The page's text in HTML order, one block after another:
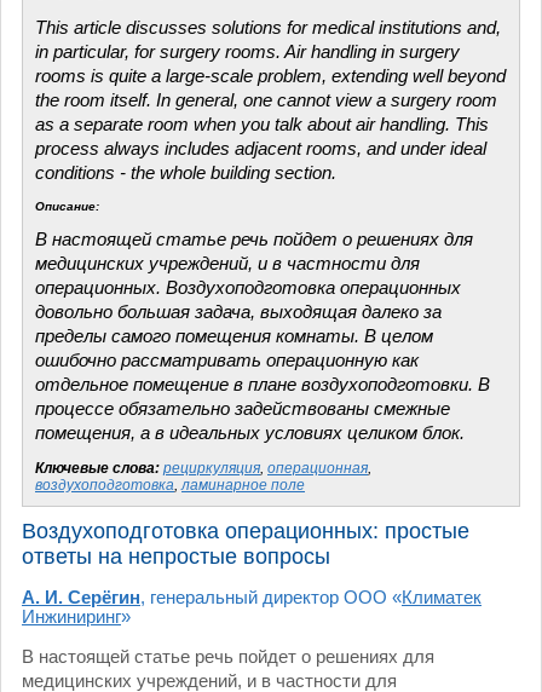
This article discusses solutions for medical institutions and,
in particular, for surgery rooms. Air handling in surgery
rooms is quite a large-scale problem, extending well beyond
the room itself. In general, one cannot view a surgery room
as a separate room when you talk about air handling. This
process always includes adjacent rooms, and under ideal
conditions - the whole building section.
Описание:
В настоящей статье речь пойдет о решениях для
медицинских учреждений, и в частности для
операционных. Воздухоподготовка операционных
довольно большая задача, выходящая далеко за
пределы самого помещения комнаты. В целом
ошибочно рассматривать операционную как
отдельное помещение в плане воздухоподготовки. В
процессе обязательно задействованы смежные
помещения, а в идеальных условиях целиком блок.
Ключевые слова: рециркуляция, операционная,
воздухоподготовка,ламинарное поле
Воздухоподготовка операционных: простые
ответы на непростые вопросы
А. И. Серёгин, генеральный директор ООО «Климатек
Инжиниринг»
В настоящей статье речь пойдет о решениях для
медицинских учреждений, и в частности для